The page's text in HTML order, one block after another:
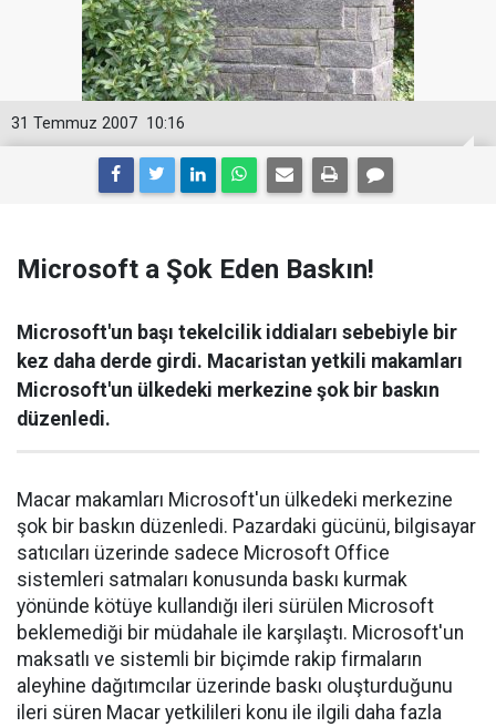
10:16
31 Temmuz 2007
Microsoft a Şok Eden Baskın!
Microsoft'un başı tekelcilik iddiaları sebebiyle bir
kez daha derde girdi. Macaristan yetkili makamları
Microsoft'un ülkedeki merkezine şok bir baskın
düzenledi.
Macar makamları Microsoft'un ülkedeki merkezine
şok bir baskın düzenledi. Pazardaki gücünü, bilgisayar
satıcıları üzerinde sadece Microsoft Office
sistemleri satmaları konusunda baskı kurmak
yönünde kötüye kullandığı ileri sürülen Microsoft
beklemediği bir müdahale ile karşılaştı. Microsoft'un
maksatlı ve sistemli bir biçimde rakip firmaların
aleyhine dağıtımcılar üzerinde baskı oluşturduğunu
ileri süren Macar yetkilileri konu ile ilgili daha fazla